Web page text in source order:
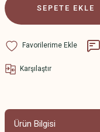
SEPETE EKLE
Karşılaştır
Ürün Bilgisi